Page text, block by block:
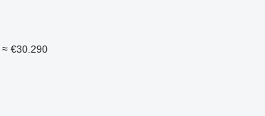
≈ €30.290